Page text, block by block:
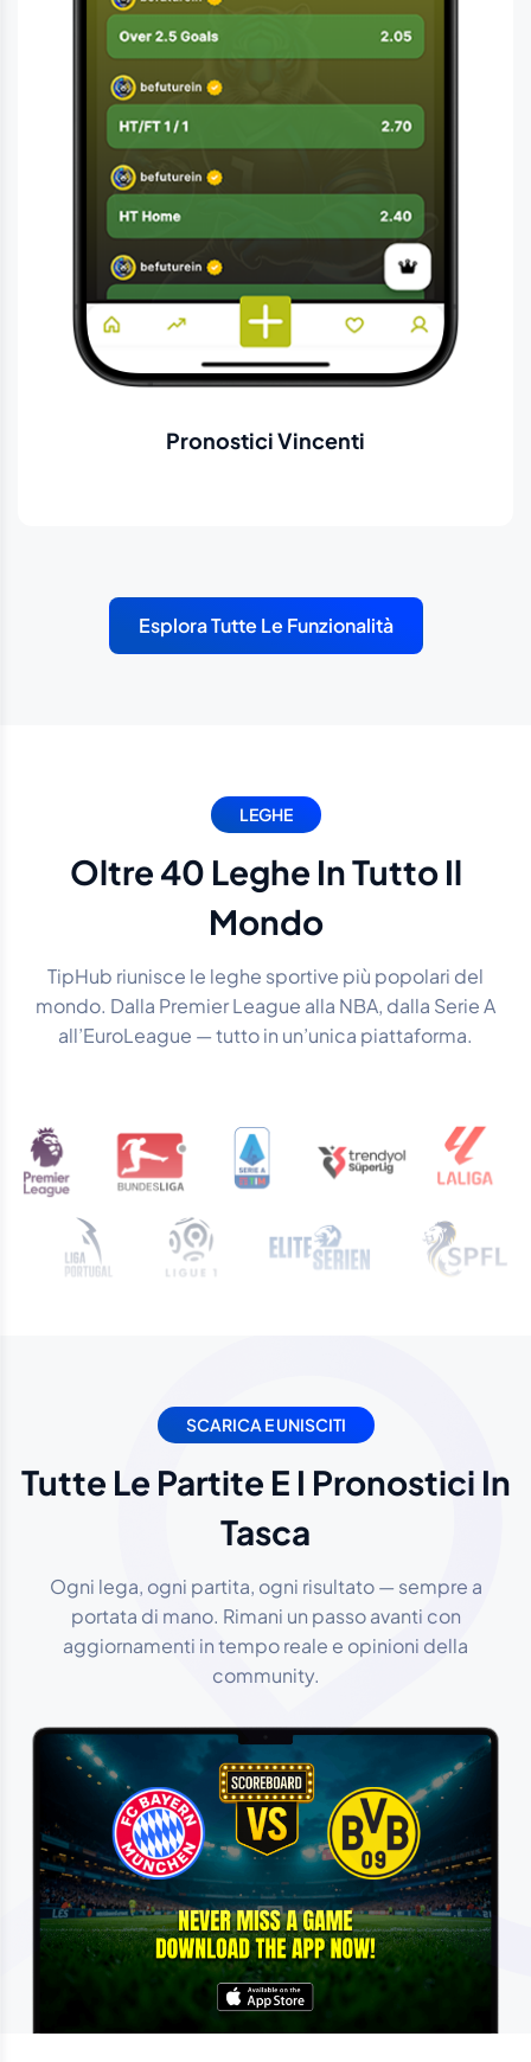
Pronostici Vincenti
Esplora Tutte Le Funzionalità
LEGHE
Oltre 40 Leghe In Tutto Il
Mondo
TipHub riunisce le leghe sportive più popolari del
mondo. Dalla Premier League alla NBA, dalla Serie A
all’EuroLeague — tutto in un’unica piattaforma.
SCARICA E UNISCITI
Tutte Le Partite E I Pronostici In
Tasca
Ogni lega, ogni partita, ogni risultato — sempre a
portata di mano. Rimani un passo avanti con
aggiornamenti in tempo reale e opinioni della
community.